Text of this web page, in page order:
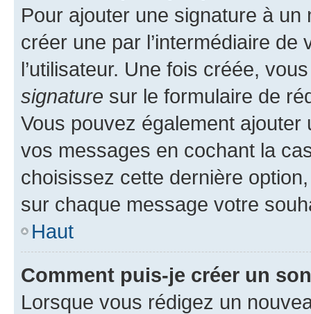
Pour ajouter une signature à un
créer une par l’intermédiaire
l’utilisateur. Une fois créée,
signature sur le formulaire de
Vous pouvez également
vos messages en cochant la
choisissez cette dernière
sur chaque message votre
Haut
Comment puis-je créer un
Lorsque vous rédigez un